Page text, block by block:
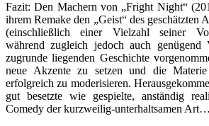
Fazit: Den Machern von „Fright Night“
ihrem Remake den „Geist“ des geschätzten
(einschließlich einer Vielzahl seiner
während zugleich jedoch auch genügend
zugrunde liegenden Geschichte
neue Akzente zu setzen und die
erfolgreich zu moderisieren.
gut besetzte wie gespielte, anständig
Comedy der kurzweilig-unterhaltsamen Art…